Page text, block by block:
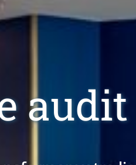
audit